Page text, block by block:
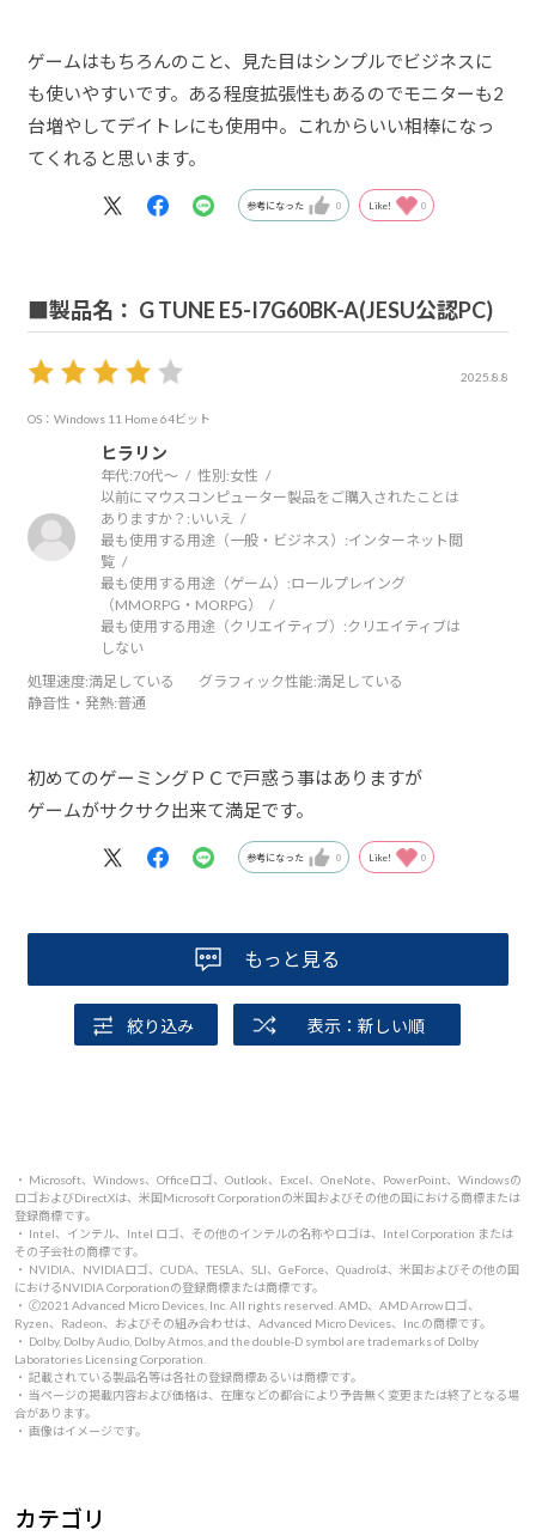
ゲームはもちろんのこと、見た目はシンプルでビジネスに
も使いやすいです。ある程度拡張性もあるのでモニターも2
台増やしてデイトレにも使用中。これからいい相棒になっ
てくれると思います。
参考になった 0 Like! 0
■製品名： G TUNE E5-I7G60BK-A(JESU公認PC)
2025.8.8
OS：Windows 11 Home 64ビット
ヒラリン
年代:70代～ 性別:女性
以前にマウスコンピューター製品をご購入されたことは
ありますか？: いいえ
最も使用する用途（一般・ビジネス）:インターネット閲
覧
最も使用する用途（ゲーム）:ロールプレイング
（MMORPG・MORPG）
最も使用する用途（クリエイティブ）:クリエイティブは
しない
処理速度:満足している グラフィック性能:満足している
静音性・発熱:普通
初めてのゲーミングＰＣで戸惑う事はありますが
ゲームがサクサク出来て満足です。
参考になった 0 Like! 0
もっと見る
絞り込み 表示：新しい順
・ Microsoft、Windows、Officeロゴ、Outlook、Excel、OneNote、PowerPoint、Windowsの
ロゴおよびDirectXは、米国Microsoft Corporationの米国およびその他の国における商標または
登録商標です。
・ Intel、インテル、Intel ロゴ、その他のインテルの名称やロゴは、Intel Corporation または
その子会社の商標です。
・ NVIDIA、NVIDIAロゴ、CUDA、TESLA、SLI、GeForce、Quadroは、米国およびその他の国
におけるNVIDIA Corporationの登録商標または商標です。
・ 🄫2021 Advanced Micro Devices, Inc. All rights reserved. AMD、AMD Arrowロゴ、
Ryzen、Radeon、およびその組み合わせは、Advanced Micro Devices、Inc.の商標です。
・ Dolby, Dolby Audio, Dolby Atmos, and the double-D symbol are trademarks of Dolby
Laboratories Licensing Corporation.
・ 記載されている製品名等は各社の登録商標あるいは商標です。
・ 当ページの掲載内容および価格は、在庫などの都合により予告無く変更または終了となる場
合があります。
・ 画像はイメージです。
カテゴリ